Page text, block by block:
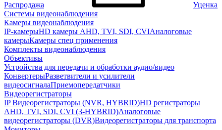
Распродажа
Уценка
Системы видеонаблюдения
Камеры видеонаблюдения
IP-камерыHD камеры AHD, TVI, SDI, CVIАналоговые
камерыКамеры спец применения
Комплекты видеонаблюдения
Объективы
Устройства для передачи и обработки аудио/видео
КонвертерыРазветвители и усилители
видеосигналаПриемопередатчики
Видеорегистраторы
IP Видеорегистраторы (NVR, HYBRID)HD регистраторы
AHD, TVI, SDI, CVI (3-HYBRID)Аналоговые
видеорегистраторы (DVR)Видеорегистраторы для транспорта